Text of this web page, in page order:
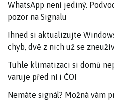
WhatsApp není jediný.
pozor na Signalu
Ihned si aktualizujte
chyb, dvě z nich už se
Tuhle klimatizaci si domů
varuje před ní i ČOI
Nemáte signál? Možná vám